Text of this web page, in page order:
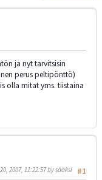
ja nyt tarvitsisin
perus peltipönttö)
olla mitat yms. tiistaina
#1
2007, 11:22:57 by sääksi